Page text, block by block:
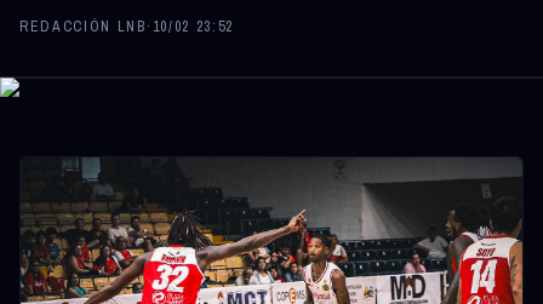
REDACCIÓN LNB· 10/02 23:52